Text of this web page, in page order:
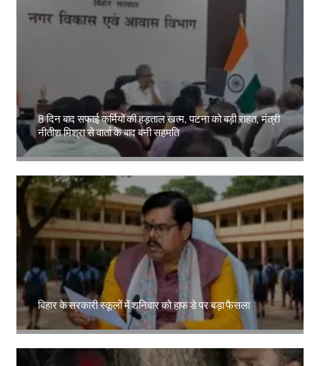
8 दिन बाद सफाई कर्मियों की हड़ताल खत्म, पटना को बड़ी राहत, मंत्री
नीतीश मिश्रा से वार्ता के बाद बनी सहमति
बिहार के सरकारी स्कूलों में शनिवार को हाफ डे पर बड़ा फैसला
Amit Lekh